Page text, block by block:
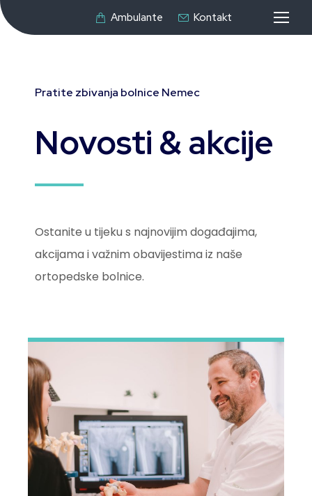
Ambulante Kontakt
Pratite zbivanja bolnice Nemec
Novosti & akcije
Ostanite u tijeku s najnovijim događajima,
akcijama i važnim obavijestima iz naše
ortopedske bolnice.